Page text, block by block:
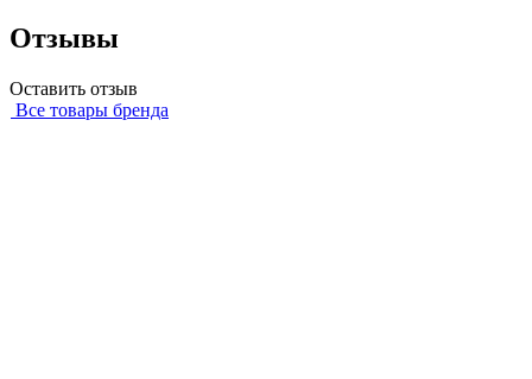
Отзывы
Оставить отзыв
Все товары бренда